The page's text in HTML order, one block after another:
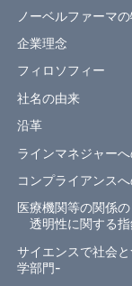
ノーベルファーマ
企業理念
フィロソフィー
社名の由来
沿革
ラインマネジャー
コンプライアンス
医療機関等の関係の
透明性に関する指
サイエンスで社会
学部門-